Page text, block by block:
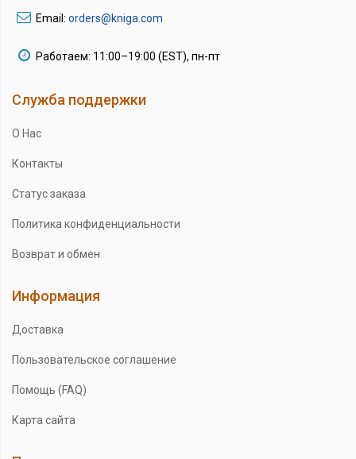
Email: orders@kniga.com
Работаем: 11:00–19:00 (EST), пн-пт
Служба поддержки
О Нас
Контакты
Статус заказа
Политика конфиденциальности
Возврат и обмен
Информация
Доставка
Пользовательское соглашение
Помощь (FAQ)
Карта сайта